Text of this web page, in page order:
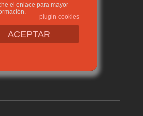
el enlace para mayor
plugin cookies
ACEPTAR